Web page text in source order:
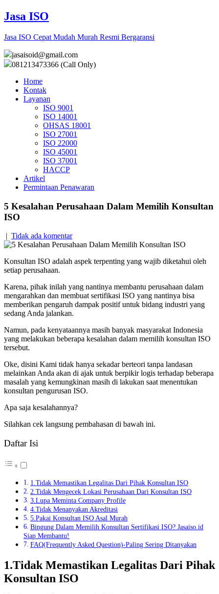
Jasa ISO
Jasa ISO Cepat Mudah Murah Resmi Bergaransi
jasaisoid@gmail.com
081213473366 (Call Only)
Home
Kontak
Layanan
ISO 9001
ISO 14001
OHSAS 18001
ISO 27001
ISO 22000
ISO 45001
ISO 37001
HACCP
Artikel
Permintaan Penawaran
5 Kesalahan Perusahaan Dalam Memilih Konsultan
ISO
| Tidak ada komentar
Konsultan ISO adalah aspek terpenting yang wajib diketahui oleh
setiap perusahaan.
Karena, pihak inilah yang nantinya membantu perusahaan dalam
mengarahkan dan membuat sertifikasi ISO yang nantinya bisa
memberikan pengaruh dampak positif untuk bidang industri yang
sedang Anda jalankan.
Namun, pada kenyataannya masih banyak masyarakat Indonesia
yang melakukan beberapa kesalahan dalam memilih konsultan ISO
tersebut.
Oke, disini Kami tidak hanya sekadar berteori tanpa landasan
melainkan Anda akan di ajak untuk berpikir logis terhadap beberapa
masalah yang kemungkinan masih di lakukan saat menentukan
konsultan pengurusan ISO.
Apa saja kesalahannya?
Silahkan cek langsung pembahasan di bawah ini.
Daftar Isi
1.Tidak Memastikan Legalitas Dari Pihak Konsultan ISO
2.Tidak Mengecek Lokasi Perusahaan Dari Konsultan ISO
3.Lupa Meminta Company Profile
4.Tidak Menanyakan Akreditasi
5.Pakai Konsultan ISO Asal Murah
Bingung Dalam Memilih Konsultan Sertifikasi ISO? Jasaiso.id
Siap Membantu!
FAQ(Frequently Asked Question)-Paling Sering Ditanyakan
1.Tidak Memastikan Legalitas Dari Pihak
Konsultan ISO